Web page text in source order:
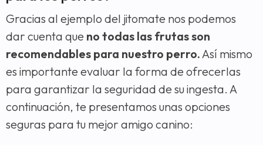
Gracias al ejemplo del jitomate nos podemos
dar cuenta que no todas las frutas son
recomendables para nuestro perro. Así mismo
es importante evaluar la forma de ofrecerlas
para garantizar la seguridad de su ingesta. A
continuación, te presentamos unas opciones
seguras para tu mejor amigo canino: